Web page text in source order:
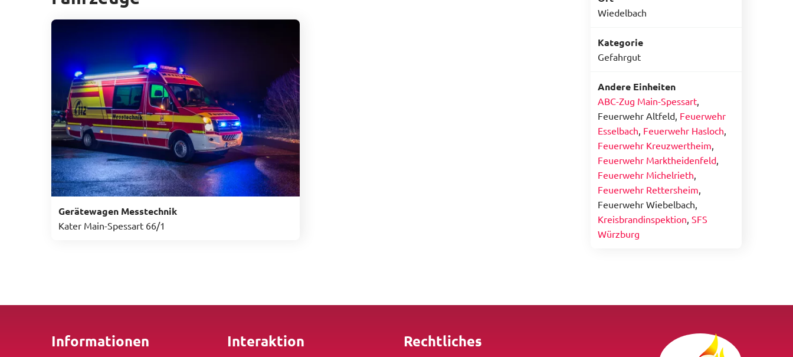
Gerätewagen Messtechnik
Kater Main-Spessart 66/1
Wiedelbach
Kategorie
Gefahrgut
Andere Einheiten
ABC-Zug Main-Spessart,
Feuerwehr Altfeld, Feuerwehr
Esselbach, Feuerwehr Hasloch,
Feuerwehr Kreuzwertheim,
Feuerwehr Marktheidenfeld,
Feuerwehr Michelrieth,
Feuerwehr Rettersheim,
Feuerwehr Wiebelbach,
Kreisbrandinspektion, SFS
Würzburg
Informationen Interaktion Rechtliches